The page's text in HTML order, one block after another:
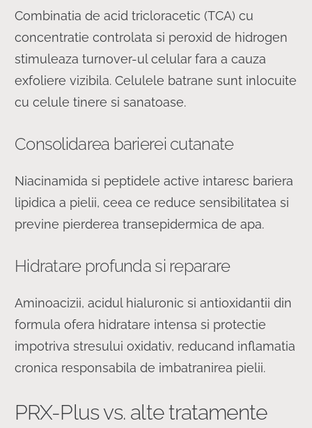
Combinatia de acid tricloracetic (TCA) cu
concentratie controlata si peroxid de hidrogen
stimuleaza turnover-ul celular fara a cauza
exfoliere vizibila. Celulele batrane sunt inlocuite
cu celule tinere si sanatoase.
Consolidarea barierei cutanate
Niacinamida si peptidele active intaresc bariera
lipidica a pielii, ceea ce reduce sensibilitatea si
previne pierderea transepidermica de apa.
Hidratare profunda si reparare
Aminoacizii, acidul hialuronic si antioxidantii din
formula ofera hidratare intensa si protectie
impotriva stresului oxidativ, reducand inflamatia
cronica responsabila de imbatranirea pielii.
PRX-Plus vs. alte tratamente